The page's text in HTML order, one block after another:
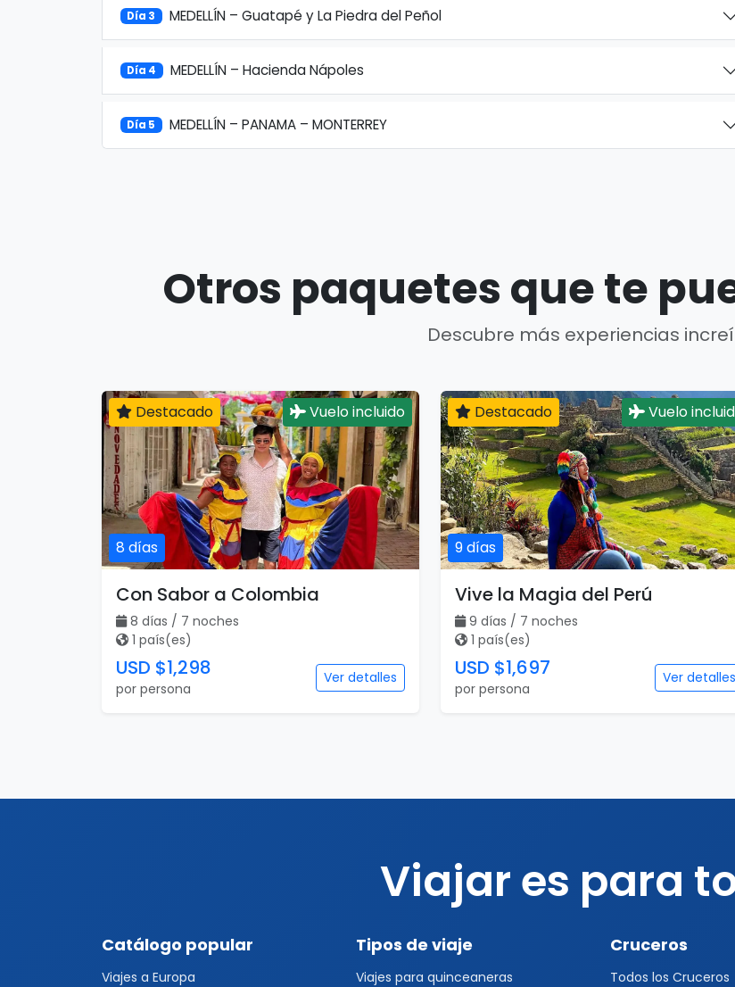
Día 3 MEDELLÍN – Guatapé y La Piedra del Peñol
Día 4 MEDELLÍN – Hacienda Nápoles
Día 5 MEDELLÍN – PANAMA – MONTERREY
Otros paquetes que te
Descubre más experiencias
8 días
Destacado Vuelo incluido
Con Sabor a Colombia
8 días / 7 noches
1 país(es)
USD $1,298
por persona
Ver detalles
9 días
Destacado Vuelo
Vive la Magia del Perú
9 días / 7 noches
1 país(es)
USD $1,697
por persona
Ver detalles
Viajar es para
Catálogo popular
Viajes a Europa
Tipos de viaje
Viajes para quinceaneras
Cruceros
Todos los Cruceros